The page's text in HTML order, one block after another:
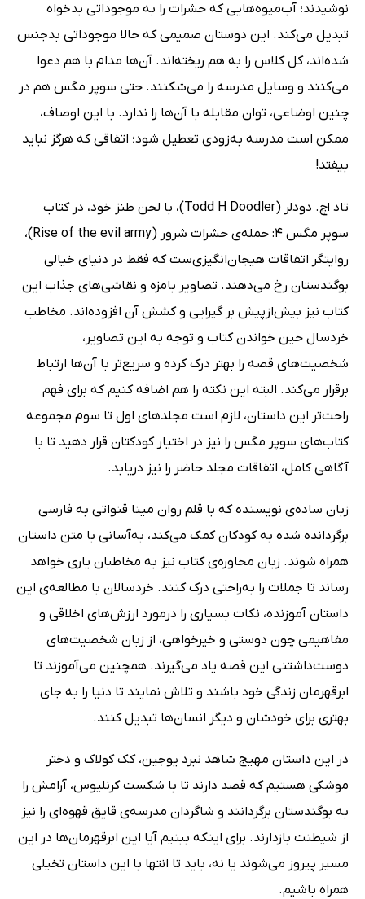
نوشیدند؛ آب‌میوه‌هایی که حشرات را به موجوداتی بدخواه
تبدیل می‌کند. این دوستان صمیمی که حالا موجوداتی بدجنس
شده‌اند، کل کلاس را به هم ریخته‌اند. آن‌ها مدام با هم دعوا
می‌کنند و وسایل مدرسه را می‌شکنند. حتی سوپر مگس هم در
چنین اوضاعی، توان مقابله با آن‌ها را ندارد. با این اوصاف،
ممکن است مدرسه به‌زودی تعطیل شود؛ اتفاقی که هرگز نباید
بیفتد!
تاد اچ. دودلر (Todd H Doodler)، با لحن طنز خود، در کتاب
سوپر مگس 4: حمله‌ی حشرات شرور (Rise of the evil army)،
روایتگر اتفاقات هیجان‌انگیزی‌ست که فقط در دنیای خیالی
بوگندستان رخ می‌دهند. تصاویر بامزه و نقاشی‌های جذاب این
کتاب نیز بیش‌ازپیش بر گیرایی و کشش آن افزوده‌اند. مخاطب
خردسال حین خواندن کتاب و توجه به این تصاویر،
شخصیت‌های قصه را بهتر درک کرده و سریع‌تر با آن‌ها ارتباط
برقرار می‌کند. البته این نکته را هم اضافه کنیم که برای فهم
راحت‌تر این داستان، لازم است مجلدهای اول تا سوم مجموعه
کتاب‌های سوپر مگس را نیز در اختیار کودکتان قرار دهید تا با
آگاهی کامل، اتفاقات مجلد حاضر را نیز دریابد.
زبان ساده‌ی نویسنده که با قلم روان مینا قنواتی به فارسی
برگردانده شده به کودکان کمک می‌کند، به‌آسانی با متن داستان
همراه شوند. زبان محاوره‌ی کتاب نیز به مخاطبان یاری خواهد
رساند تا جملات را به‌راحتی درک کنند. خردسالان با مطالعه‌ی این
داستان آموزنده، نکات بسیاری را درمورد ارزش‌های اخلاقی و
مفاهیمی چون دوستی و خیرخواهی، از زبان شخصیت‌های
دوست‌داشتنی این قصه یاد می‌گیرند. همچنین می‌آموزند تا
ابرقهرمان زندگی خود باشند و تلاش نمایند تا دنیا را به جای
بهتری برای خودشان و دیگر انسان‌ها تبدیل کنند.
در این داستان مهیج شاهد نبرد یوجین، کک کولاک و دختر
موشکی هستیم که قصد دارند تا با شکست کرنلیوس، آرامش را
به بوگندستان برگردانند و شاگردان مدرسه‌ی قایق قهوه‌ای را نیز
از شیطنت بازدارند. برای اینکه ببنیم آیا این ابرقهرمان‌ها در این
مسیر پیروز می‌شوند یا نه، باید تا انتها با این داستان تخیلی
همراه باشیم.